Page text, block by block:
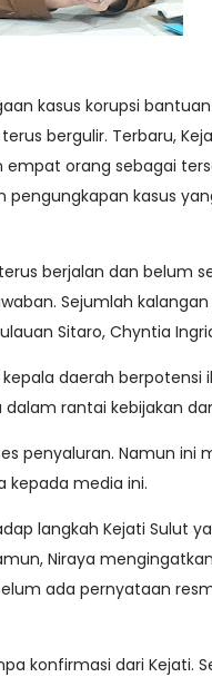
kasus korupsi
bergulir. Terbaru,
orang sebagai
kasus
berjalan dan belum
Sejumlah
Sitaro, Chyntia
kepala daerah
rantai kebijakan
penyaluran. Namun ini
kepada media ini.
langkah Kejati Sulut
Niraya
ada pernyataan
konfirmasi dari Kejati.